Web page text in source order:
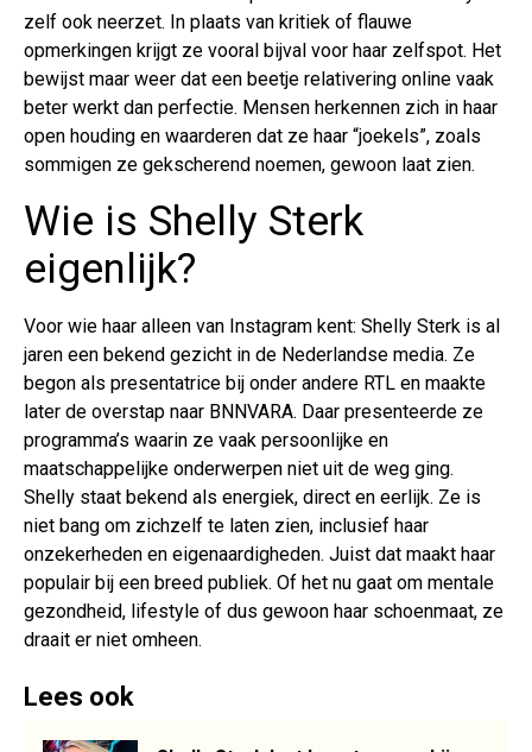
zelf ook neerzet. In plaats van kritiek of flauwe
opmerkingen krijgt ze vooral bijval voor haar zelfspot. Het
bewijst maar weer dat een beetje relativering online vaak
beter werkt dan perfectie. Mensen herkennen zich in haar
open houding en waarderen dat ze haar “joekels”, zoals
sommigen ze gekscherend noemen, gewoon laat zien.
Wie is Shelly Sterk
eigenlijk?
Voor wie haar alleen van Instagram kent: Shelly Sterk is al
jaren een bekend gezicht in de Nederlandse media. Ze
begon als presentatrice bij onder andere RTL en maakte
later de overstap naar BNNVARA. Daar presenteerde ze
programma’s waarin ze vaak persoonlijke en
maatschappelijke onderwerpen niet uit de weg ging.
Shelly staat bekend als energiek, direct en eerlijk. Ze is
niet bang om zichzelf te laten zien, inclusief haar
onzekerheden en eigenaardigheden. Juist dat maakt haar
populair bij een breed publiek. Of het nu gaat om mentale
gezondheid, lifestyle of dus gewoon haar schoenmaat, ze
draait er niet omheen.
Lees ook